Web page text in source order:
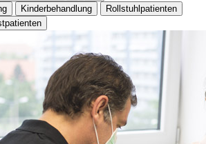
Kinderbehandlung
Rollstuhlpatienten